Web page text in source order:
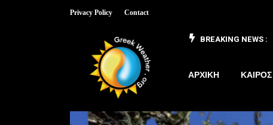
Privacy Policy Contact
BREAKING NEWS :
ΑΡΧΙΚΗ ΚΑΙΡΟΣ